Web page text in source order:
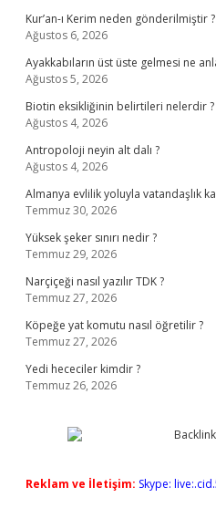
Kur’an-ı Kerim neden gönderilmiştir ?
Ağustos 6, 2026
Ayakkabıların üst üste gelmesi ne
Ağustos 5, 2026
Biotin eksikliğinin belirtileri nelerdir ?
Ağustos 4, 2026
Antropoloji neyin alt dalı ?
Ağustos 4, 2026
Almanya evlilik yoluyla vatandaşlık
Temmuz 30, 2026
Yüksek şeker sınırı nedir ?
Temmuz 29, 2026
Narçiçeği nasıl yazılır TDK ?
Temmuz 27, 2026
Köpeğe yat komutu nasıl öğretilir ?
Temmuz 27, 2026
Yedi hececiler kimdir ?
Temmuz 26, 2026
Reklam ve İletişim: Skype: